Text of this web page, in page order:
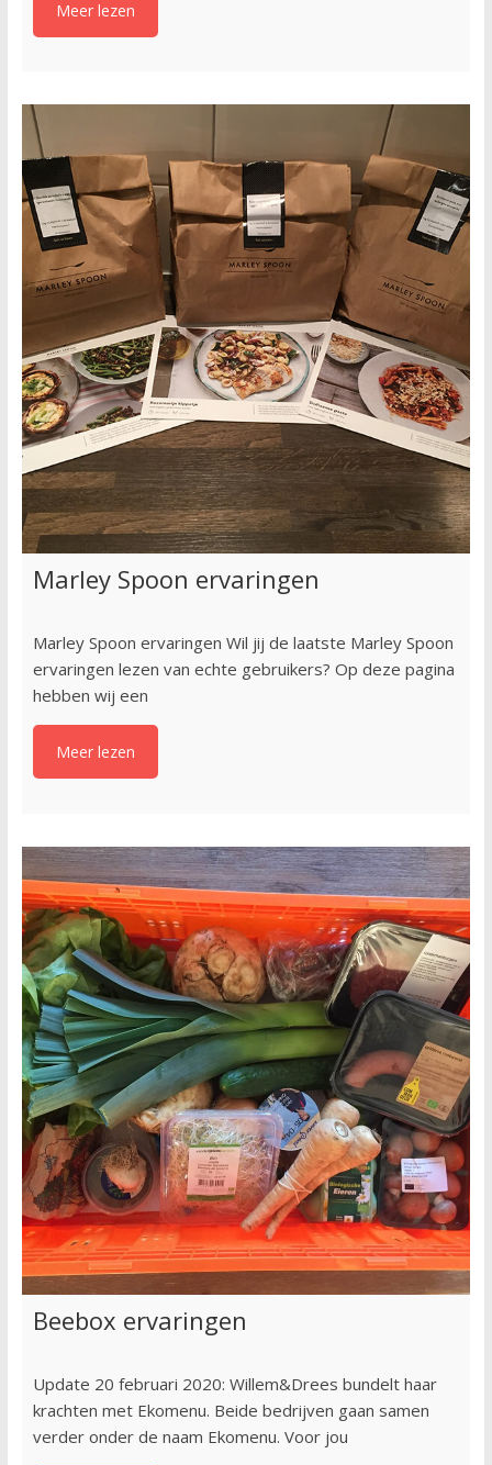
Meer lezen
Marley Spoon ervaringen
Marley Spoon ervaringen Wil jij de laatste Marley Spoon
ervaringen lezen van echte gebruikers? Op deze pagina
hebben wij een
Meer lezen
Beebox ervaringen
Update 20 februari 2020: Willem&Drees bundelt haar
krachten met Ekomenu. Beide bedrijven gaan samen
verder onder de naam Ekomenu. Voor jou